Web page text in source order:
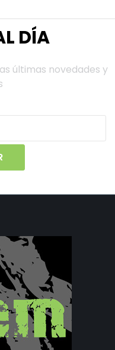
DÍA
últimas novedades y